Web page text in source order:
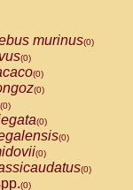
murinus(0)
(0)
(0)
(0)
(0)
(0)
(0)
(0)
(0)
(0)